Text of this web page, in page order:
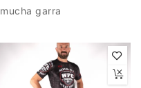
mucha garra